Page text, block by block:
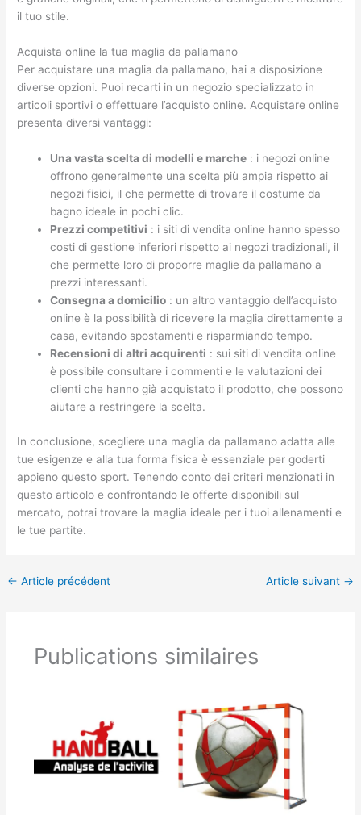
il tuo stile.
Acquista online la tua maglia da pallamano
Per acquistare una maglia da pallamano, hai a disposizione
diverse opzioni. Puoi recarti in un negozio specializzato in
articoli sportivi o effettuare l’acquisto online. Acquistare online
presenta diversi vantaggi:
Una vasta scelta di modelli e marche : i negozi online
offrono generalmente una scelta più ampia rispetto ai
negozi fisici, il che permette di trovare il costume da
bagno ideale in pochi clic.
Prezzi competitivi : i siti di vendita online hanno spesso
costi di gestione inferiori rispetto ai negozi tradizionali, il
che permette loro di proporre maglie da pallamano a
prezzi interessanti.
Consegna a domicilio : un altro vantaggio dell’acquisto
online è la possibilità di ricevere la maglia direttamente a
casa, evitando spostamenti e risparmiando tempo.
Recensioni di altri acquirenti : sui siti di vendita online
è possibile consultare i commenti e le valutazioni dei
clienti che hanno già acquistato il prodotto, che possono
aiutare a restringere la scelta.
In conclusione, scegliere una maglia da pallamano adatta alle
tue esigenze e alla tua forma fisica è essenziale per goderti
appieno questo sport. Tenendo conto dei criteri menzionati in
questo articolo e confrontando le offerte disponibili sul
mercato, potrai trovare la maglia ideale per i tuoi allenamenti e
le tue partite.
← Article précédent Article suivant →
Publications similaires